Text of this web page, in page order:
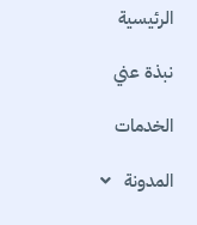
الرئيسية
نبذة عني
الخدمات
المدونة